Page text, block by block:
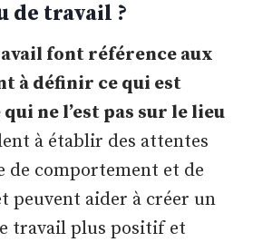
de travail ?
font référence aux
à définir ce qui est
ne l’est pas sur le lieu
à établir des attentes
de comportement et de
peuvent aider à créer un
travail plus positif et